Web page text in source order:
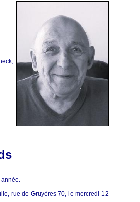
année.
rue de Gruyères 70, le mercredi 12